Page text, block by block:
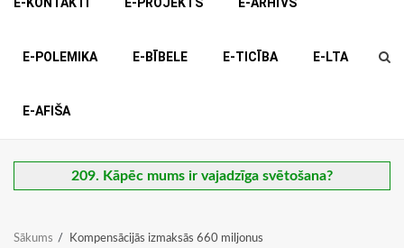
E-POLEMIKA E-BĪBELE E-TICĪBA E-LTA
E-AFIŠA
209. Kāpēc mums ir vajadzīga svētošana?
Sākums Kompensācijās izmaksās 660 miljonus